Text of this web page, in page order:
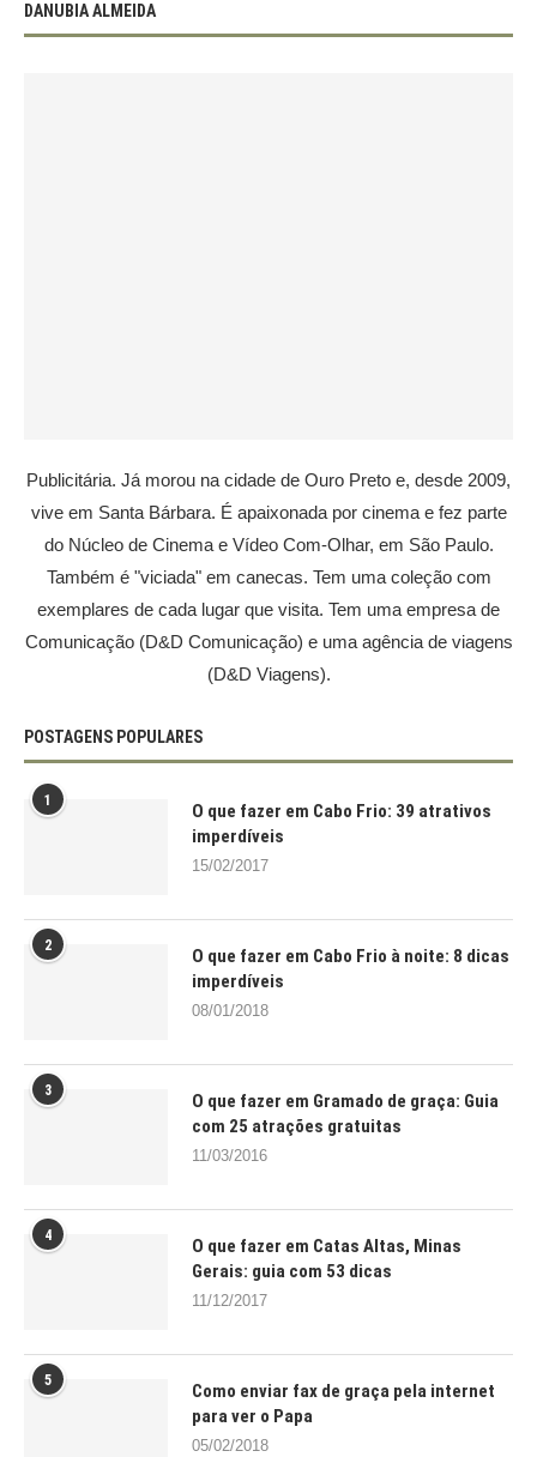
DANUBIA ALMEIDA
Publicitária. Já morou na cidade de Ouro Preto e, desde 2009,
vive em Santa Bárbara. É apaixonada por cinema e fez parte
do Núcleo de Cinema e Vídeo Com-Olhar, em São Paulo.
Também é "viciada" em canecas. Tem uma coleção com
exemplares de cada lugar que visita. Tem uma empresa de
Comunicação (D&D Comunicação) e uma agência de viagens
(D&D Viagens).
POSTAGENS POPULARES
1
O que fazer em Cabo Frio: 39 atrativos
imperdíveis
15/02/2017
2
O que fazer em Cabo Frio à noite: 8 dicas
imperdíveis
08/01/2018
3
O que fazer em Gramado de graça: Guia
com 25 atrações gratuitas
11/03/2016
4
O que fazer em Catas Altas, Minas
Gerais: guia com 53 dicas
11/12/2017
5
Como enviar fax de graça pela internet
para ver o Papa
05/02/2018